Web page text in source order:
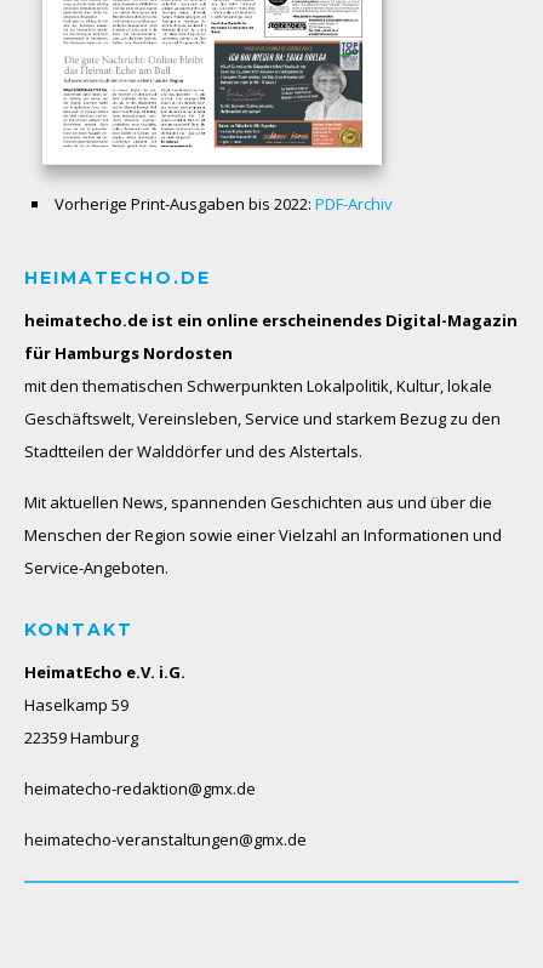
Vorherige Print-Ausgaben bis 2022: PDF-Archiv
HEIMATECHO.DE
heimatecho.de ist ein online erscheinendes Digital-Magazin
für Hamburgs Nordosten
mit den thematischen Schwerpunkten Lokalpolitik, Kultur, lokale
Geschäftswelt, Vereinsleben, Service und starkem Bezug zu den
Stadtteilen der Walddörfer und des Alstertals.
Mit aktuellen News, spannenden Geschichten aus und über die
Menschen der Region sowie einer Vielzahl an Informationen und
Service-Angeboten.
KONTAKT
HeimatEcho e.V. i.G.
Haselkamp 59
22359 Hamburg
heimatecho-redaktion@gmx.de
heimatecho-veranstaltungen@gmx.de